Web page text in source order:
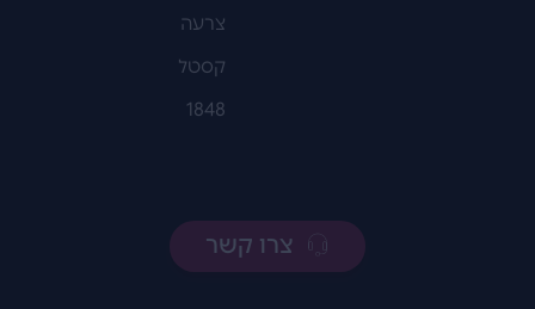
צרעה
קסטל
1848
צרו קשר